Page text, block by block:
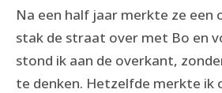
Na een half jaar merkte ze een
stak de straat over met Bo en
stond ik aan de overkant,
te denken. Hetzelfde merkte ik